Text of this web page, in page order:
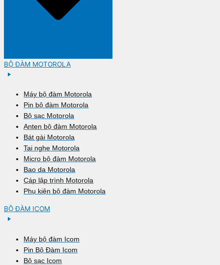
BỘ ĐÀM MOTOROLA
Máy bộ đàm Motorola
Pin bộ đàm Motorola
Bộ sạc Motorola
Anten bộ đàm Motorola
Bát gài Motorola
Tai nghe Motorola
Micro bộ đàm Motorola
Bao da Motorola
Cáp lập trình Motorola
Phụ kiện bộ đàm Motorola
BỘ ĐÀM ICOM
Máy bộ đàm Icom
Pin Bộ Đàm Icom
Bộ sạc Icom